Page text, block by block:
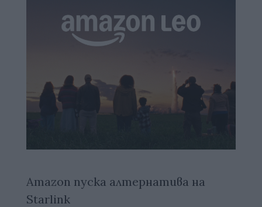
Amazon пуска алтернатива на
Starlink